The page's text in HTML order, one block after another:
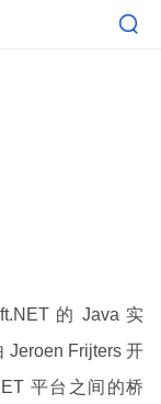

的 Java 实
Jeroen Frijters 开
平台之间的桥